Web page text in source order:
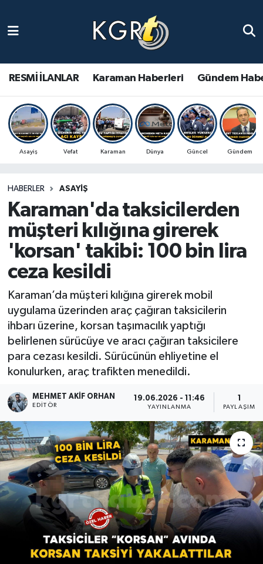
RESMİ İLANLAR Karaman Haberleri Gündem
Asayiş Vefat Karaman Dünya Güncel Gündem
HABERLER ASAYIŞ
Karaman'da taksicilerden
müşteri kılığına girerek
'korsan' takibi: 100 bin lira
ceza kesildi
Karaman’da müşteri kılığına girerek mobil
uygulama üzerinden araç çağıran taksicilerin
ihbarı üzerine, korsan taşımacılık yaptığı
belirlenen sürücüye ve aracı çağıran taksicilere
para cezası kesildi. Sürücünün ehliyetine el
konulurken, araç trafikten menedildi.
MEHMET AKIF ORHAN
EDITÖR
19.06.2026 - 11:46
YAYINLANMA
1
PAYLAŞIM
Gündem Haberleri
Güncel Haberler
Spor Haberleri
Ulusal Haberler
Vefat Edenler